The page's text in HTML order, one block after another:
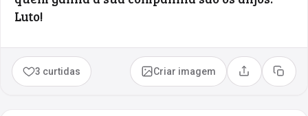
Luto!
3 curtidas Criar imagem Compartilhar
Copiar